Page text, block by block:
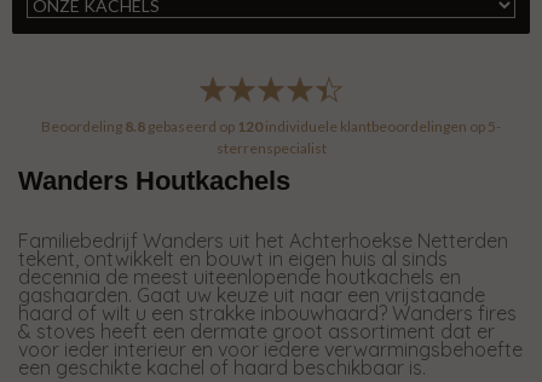
Beoordeling 8.8 gebaseerd op 120individuele klantbeoordelingen op 5-
sterrenspecialist
Wanders Houtkachels
Familiebedrijf Wanders uit het Achterhoekse Netterden
tekent, ontwikkelt en bouwt in eigen huis al sinds
decennia de meest uiteenlopende houtkachels en
gashaarden. Gaat uw keuze uit naar een vrijstaande
haard of wilt u een strakke inbouwhaard? Wanders fires
& stoves heeft een dermate groot assortiment dat er
voor ieder interieur en voor iedere verwarmingsbehoefte
een geschikte kachel of haard beschikbaar is.